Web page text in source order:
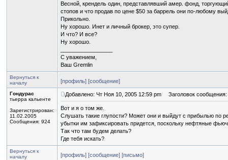
Весной, крендель один, представлявший амер. фонд,
стопов и что продав по цене $50 за баррель они по-любому
Прикольно.
Ну хорошо. Инет и личный брокер, это супер.
И что? И все?
Ну хорошо.
С уважением,
Ваш Gremlin
Вернуться к
началу
[профиль] [сообщение]
Гондурас
тьерра кальенте
Зарегистрирован:
11.02.2005
Сообщения: 924
Добавлено: Чт Ноя 10, 2005 12:59 pm Заголовок сообщения:
Вот и я о том же.
Слушать такие глупости? Может они и выйдут с прибылью по
убытки им зафиксировать придется, поскольку нефтяные
Так что там будем делать?
Где тебя искать?
Вернуться к
началу
[профиль] [сообщение] [письмо]